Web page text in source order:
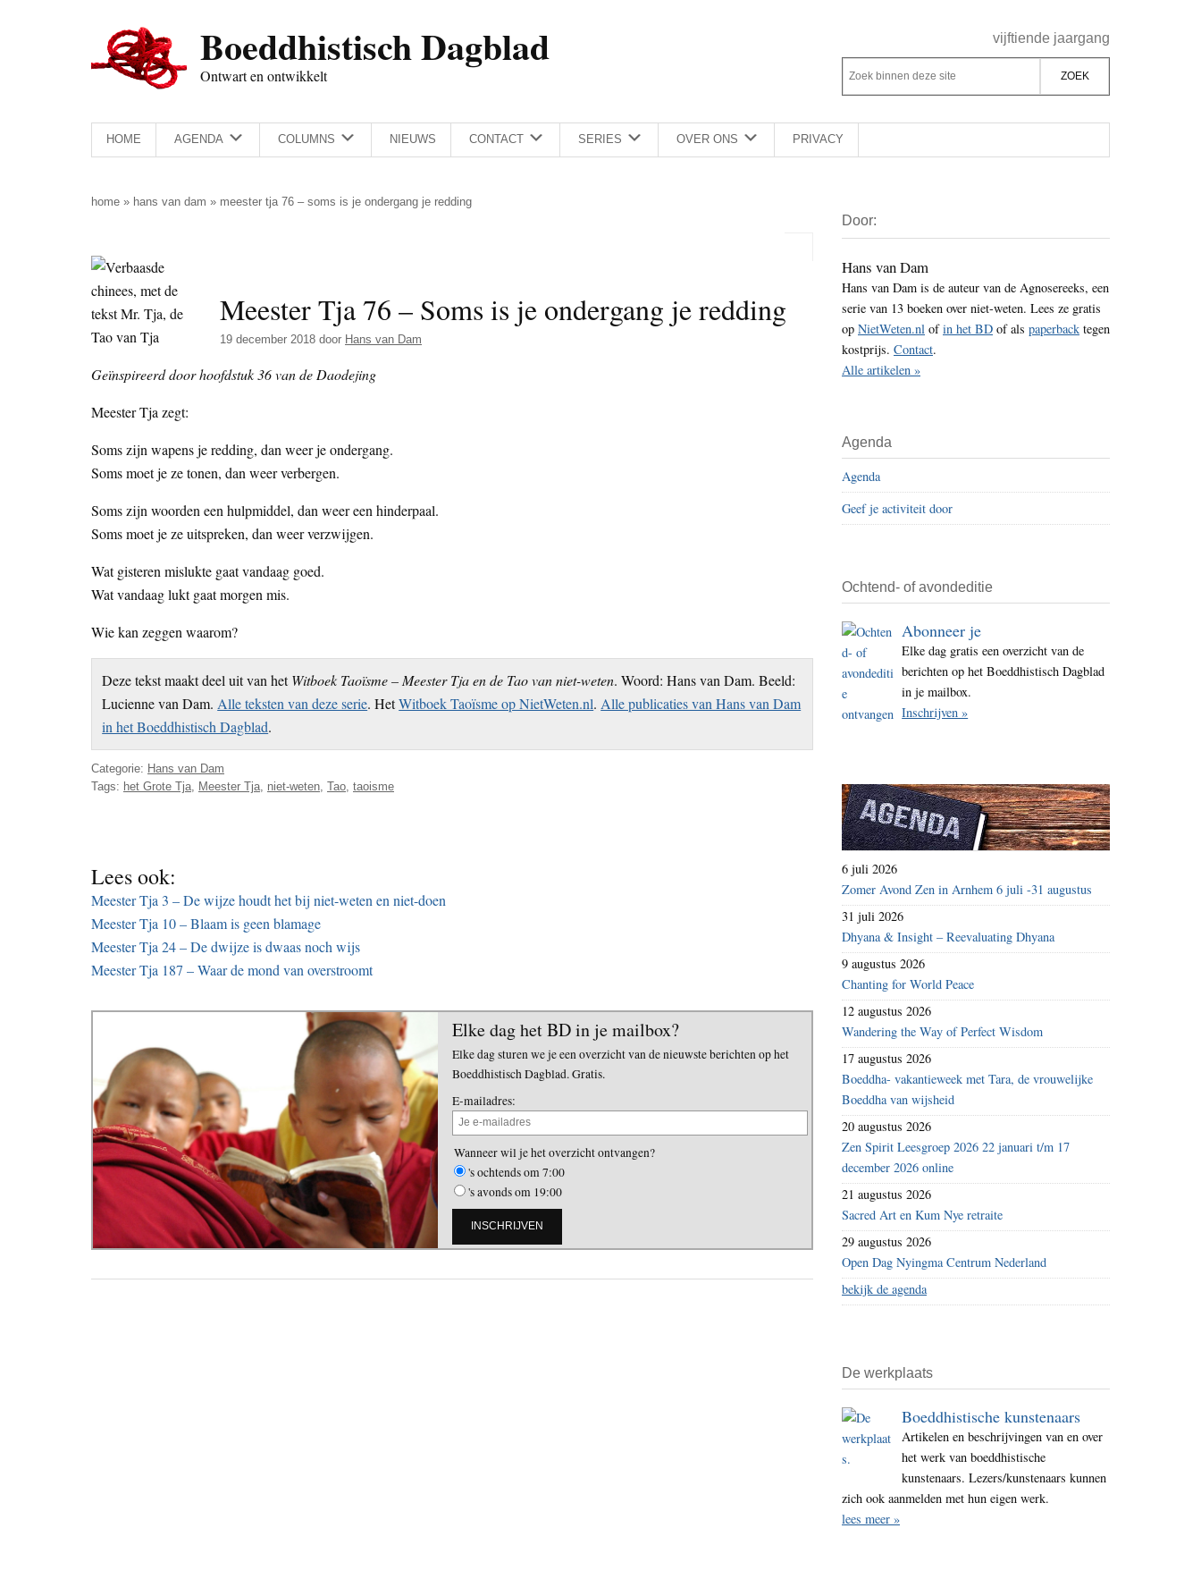
Boeddhistisch Dagblad
Ontwart en ontwikkelt
Rechts
vijftiende jaargang
Z
o
e
k
d
e
z
e
s
i
t
Z
o
k
b
n
n
e
z
e
t
e
HOME AGENDA COLUMNS NIEUWS CONTACT SERIES OVER ONS PRIVACY
home » hans van dam » meester tja 76 – soms is je ondergang je redding
Meester Tja 76 – Soms is je ondergang je redding
19 december 2018 door Hans van Dam
Geïnspireerd door hoofdstuk 36 van de Daodejing
Meester Tja zegt:
Soms zijn wapens je redding, dan weer je ondergang.
Soms moet je ze tonen, dan weer verbergen.
Soms zijn woorden een hulpmiddel, dan weer een hinderpaal.
Soms moet je ze uitspreken, dan weer verzwijgen.
Wat gisteren mislukte gaat vandaag goed.
Wat vandaag lukt gaat morgen mis.
Wie kan zeggen waarom?
Deze tekst maakt deel uit van hetWitboek Taoïsme – Meester Tja en de Tao van niet-weten. Woord: Hans van Dam. Beeld:
Lucienne van Dam.Alle teksten van deze serie. HetWitboek Taoïsme op NietWeten.nl.Alle publicaties van Hans van Dam
in het Boeddhistisch Dagblad.
Categorie: Hans van Dam
Tags: het Grote Tja Meester Tja niet-weten Tao taoisme
Lees ook:
Meester Tja 3 – De wijze houdt het bij niet-weten en niet-doen
Meester Tja 10 – Blaam is geen blamage
Meester Tja 24 – De dwijze is dwaas noch wijs
Meester Tja 187 – Waar de mond van overstroomt
Elke dag het BD in je mailbox?
Elke dag sturen we je een overzicht van de nieuwste berichten op het
Boeddhistisch Dagblad. Gratis.
E-mailadres:
Wanneer wil je het overzicht ontvangen?
's ochtends om 7:00
's avonds om 19:00
Sidebar
Door:
Hans van Dam
Hans van Dam is de auteur van de Agnosereeks, een
serie van 13 boeken over niet-weten. Lees ze gratis
op NietWeten.nl ofin het BD of als paperback tegen
kostprijs. Contact.
Alle artikelen »
Agenda
Agenda
Geef je activiteit door
Ochtend- of avondeditie
Abonneer je
Elke dag gratis een overzicht van de
berichten op het Boeddhistisch Dagblad
in je mailbox.
Inschrijven »
6 juli 2026
Zomer Avond Zen in Arnhem 6 juli -31 augustus
31 juli 2026
Dhyana & Insight – Reevaluating Dhyana
9 augustus 2026
Chanting for World Peace
12 augustus 2026
Wandering the Way of Perfect Wisdom
17 augustus 2026
Boeddha- vakantieweek met Tara, de vrouwelijke
Boeddha van wijsheid
20 augustus 2026
Zen Spirit Leesgroep 2026 22 januari t/m 17
december 2026 online
21 augustus 2026
Sacred Art en Kum Nye retraite
29 augustus 2026
Open Dag Nyingma Centrum Nederland
bekijk de agenda
De werkplaats
Boeddhistische kunstenaars
Artikelen en beschrijvingen van en over
het werk van boeddhistische
kunstenaars. Lezers/kunstenaars kunnen
zich ook aanmelden met hun eigen werk.
lees meer »